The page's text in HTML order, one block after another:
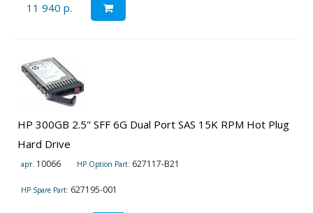
11 940 р.
HP 300GB 2.5" SFF 6G Dual Port SAS 15K RPM Hot Plug
Hard Drive
арт. 10066 HP Option Part: 627117-B21
HP Spare Part: 627195-001